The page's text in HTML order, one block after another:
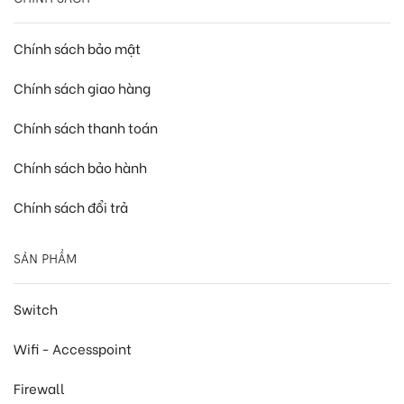
Chính sách bảo mật
Chính sách giao hàng
Chính sách thanh toán
Chính sách bảo hành
Chính sách đổi trả
SẢN PHẨM
Switch
Wifi - Accesspoint
Firewall